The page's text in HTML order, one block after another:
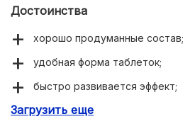
Достоинства
хорошо продуманные состав;
удобная форма таблеток;
быстро развивается эффект;
повышает иммунитет;
Загрузить еще